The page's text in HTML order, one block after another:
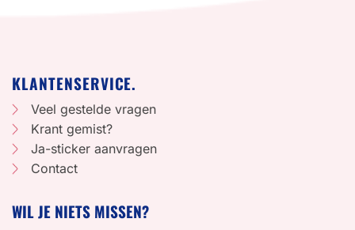
KLANTENSERVICE.
Veel gestelde vragen
Krant gemist?
Ja-sticker aanvragen
Contact
WIL JE NIETS MISSEN?